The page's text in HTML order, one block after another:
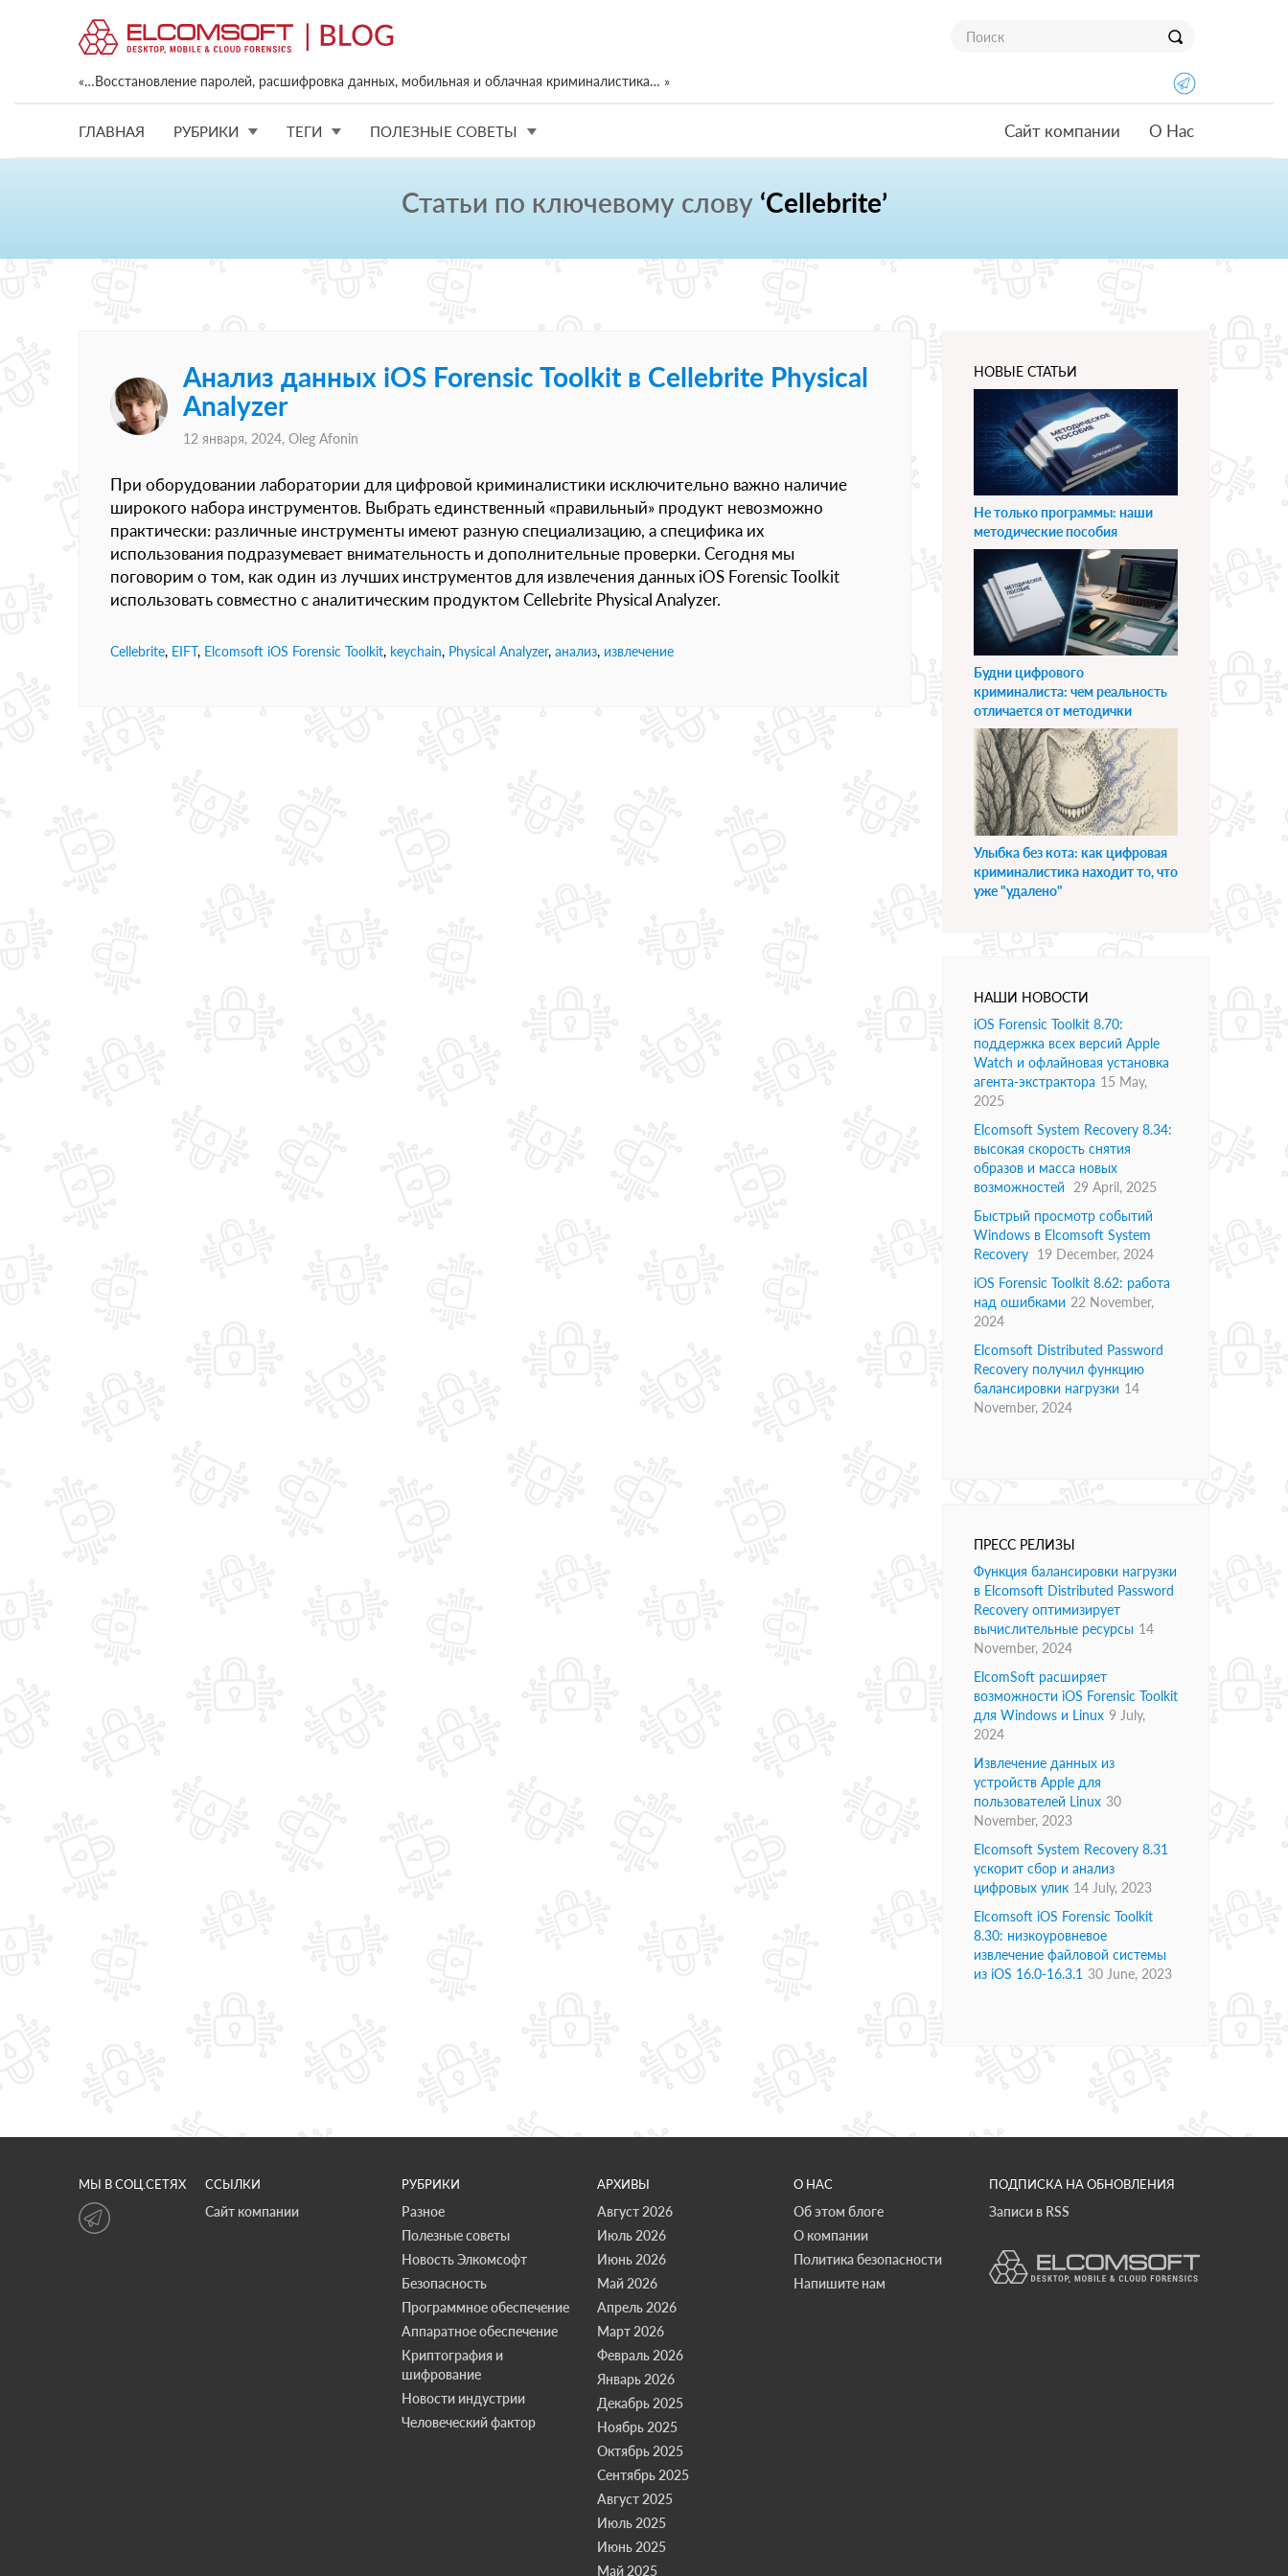
«…Восстановление паролей, расшифровка данных, мобильная и облачная криминалистика… »
ГЛАВНАЯ РУБРИКИ ТЕГИ ПОЛЕЗНЫЕ СОВЕТЫ Сайт компании О Нас
Статьи по ключевому слову ‘Cellebrite’
Анализ данных iOS Forensic Toolkit в Cellebrite Physical
Analyzer
12 января, 2024, Oleg Afonin
При оборудовании лаборатории для цифровой криминалистики исключительно важно наличие
широкого набора инструментов. Выбрать единственный «правильный» продукт невозможно
практически: различные инструменты имеют разную специализацию, а специфика их
использования подразумевает внимательность и дополнительные проверки. Сегодня мы
поговорим о том, как один из лучших инструментов для извлечения данных iOS Forensic Toolkit
использовать совместно с аналитическим продуктом Cellebrite Physical Analyzer.
Cellebrite, EIFT, Elcomsoft iOS Forensic Toolkit, keychain, Physical Analyzer, анализ, извлечение
НОВЫЕ СТАТЬИ
Не только программы: наши
методические пособия
Будни цифрового
криминалиста: чем реальность
отличается от методички
Улыбка без кота: как цифровая
криминалистика находит то, что
уже "удалено"
НАШИ НОВОСТИ
iOS Forensic Toolkit 8.70:
поддержка всех версий Apple
Watch и офлайновая установка
агента-экстрактора 15 May,
2025
Elcomsoft System Recovery 8.34:
высокая скорость снятия
образов и масса новых
возможностей
29 April, 2025
Быстрый просмотр событий
Windows в Elcomsoft System
Recovery 19 December, 2024
iOS Forensic Toolkit 8.62: работа
над ошибками 22 November,
2024
Elcomsoft Distributed Password
Recovery получил функцию
балансировки нагрузки 14
November, 2024
ПРЕСС РЕЛИЗЫ
Функция балансировки нагрузки
в Elcomsoft Distributed Password
Recovery оптимизирует
вычислительные ресурсы 14
November, 2024
ElcomSoft расширяет
возможности iOS Forensic Toolkit
для Windows и Linux 9 July,
2024
Извлечение данных из
устройств Apple для
пользователей Linux 30
November, 2023
Elcomsoft System Recovery 8.31
ускорит сбор и анализ
цифровых улик 14 July, 2023
Elcomsoft iOS Forensic Toolkit
8.30: низкоуровневое
извлечение файловой системы
из iOS 16.0-16.3.1 30 June, 2023
МЫ В СОЦ.СЕТЯХ ССЫЛКИ
Сайт компании
РУБРИКИ
Разное
Полезные советы
Новость Элкомсофт
Безопасность
Программное обеспечение
Аппаратное обеспечение
Криптография и
шифрование
Новости индустрии
Человеческий фактор
АРХИВЫ
Август 2026
Июль 2026
Июнь 2026
Май 2026
Апрель 2026
Март 2026
Февраль 2026
Январь 2026
Декабрь 2025
Ноябрь 2025
Октябрь 2025
Сентябрь 2025
Август 2025
Июль 2025
Июнь 2025
Май 2025
О НАС
Об этом блоге
О компании
Политика безопасности
Напишите нам
ПОДПИСКА НА ОБНОВЛЕНИЯ
Записи в RSS